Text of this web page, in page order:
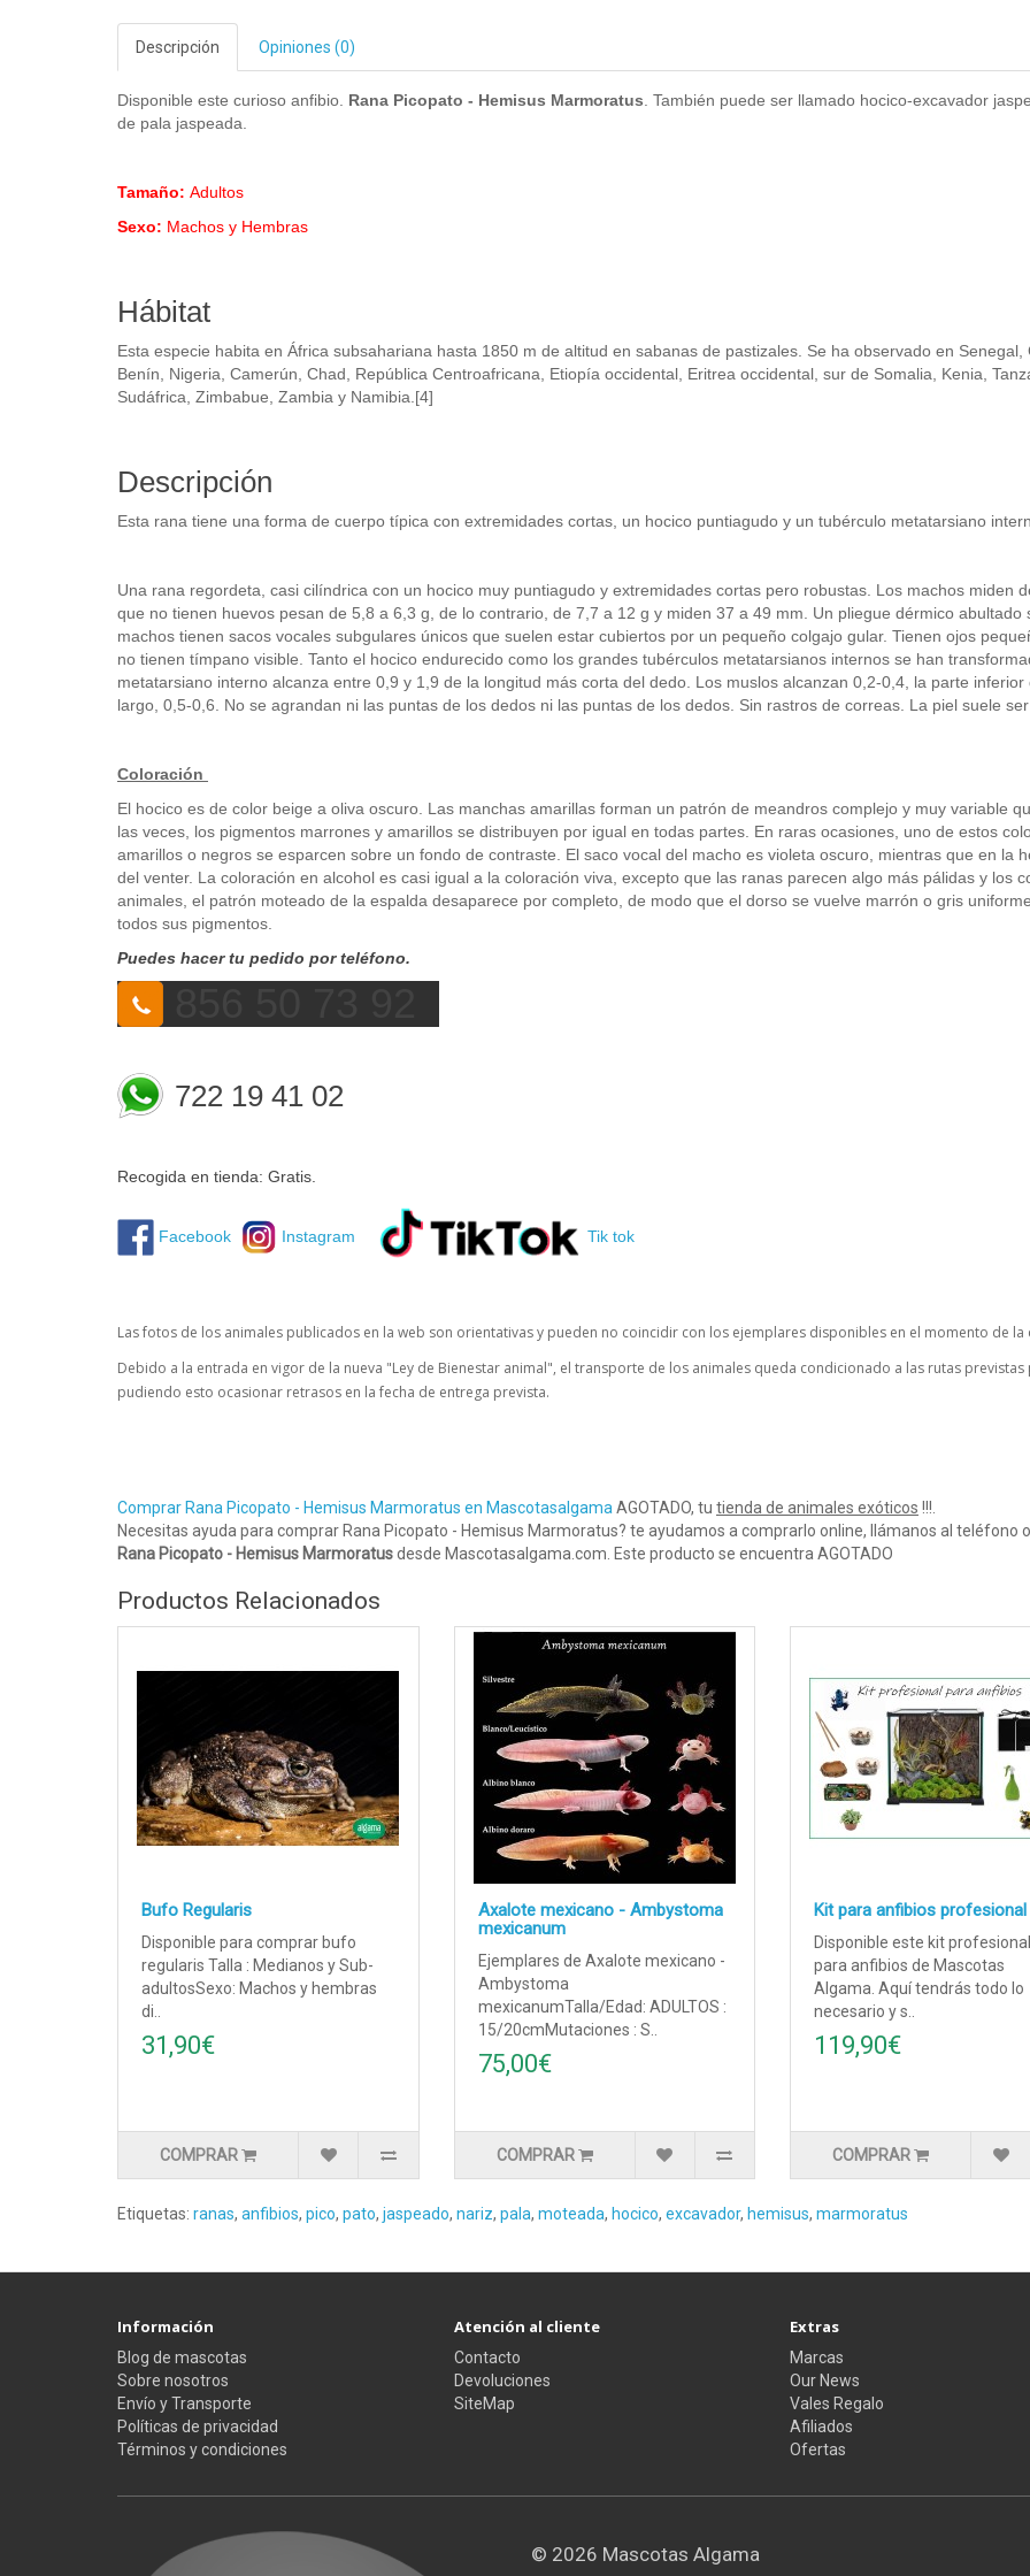
Descripción Opiniones (0)
Disponible este curioso anfibio. Rana Picopato - Hemisus Marmoratus . También puede ser llamado hocico-excavador
de pala jaspeada.
Tamaño: Adultos
Sexo: Machos y Hembras
Hábitat
Esta especie habita en África subsahariana hasta 1850 m de altitud en sabanas de pastizales. Se ha observado en
Benín, Nigeria, Camerún, Chad, República Centroafricana, Etiopía occidental, Eritrea occidental, sur de Somalia, Kenia,
Sudáfrica, Zimbabue, Zambia y Namibia.[4]​
Descripción
Esta rana tiene una forma de cuerpo típica con extremidades cortas, un hocico puntiagudo y un tubérculo metatarsiano
Una rana regordeta, casi cilíndrica con un hocico muy puntiagudo y extremidades cortas pero robustas. Los machos miden
que no tienen huevos pesan de 5,8 a 6,3 g, de lo contrario, de 7,7 a 12 g y miden 37 a 49 mm. Un pliegue dérmico
machos tienen sacos vocales subgulares únicos que suelen estar cubiertos por un pequeño colgajo gular. Tienen ojos
no tienen tímpano visible. Tanto el hocico endurecido como los grandes tubérculos metatarsianos internos se han
metatarsiano interno alcanza entre 0,9 y 1,9 de la longitud más corta del dedo. Los muslos alcanzan 0,2-0,4, la parte
largo, 0,5-0,6. No se agrandan ni las puntas de los dedos ni las puntas de los dedos. Sin rastros de correas. La piel suele
Coloración
El hocico es de color beige a oliva oscuro. Las manchas amarillas forman un patrón de meandros complejo y muy variable
las veces, los pigmentos marrones y amarillos se distribuyen por igual en todas partes. En raras ocasiones, uno de estos
amarillos o negros se esparcen sobre un fondo de contraste. El saco vocal del macho es violeta oscuro, mientras que en la
del venter. La coloración en alcohol es casi igual a la coloración viva, excepto que las ranas parecen algo más pálidas y los
animales, el patrón moteado de la espalda desaparece por completo, de modo que el dorso se vuelve marrón o gris
todos sus pigmentos.
Puedes hacer tu pedido por teléfono.
722 19 41 02
Recogida en tienda: Gratis.
Facebook Instagram Tik tok
Las fotos de los animales publicados en la web son orientativas y pueden no coincidir con los ejemplares disponibles en el momento de la
Debido a la entrada en vigor de la nueva "Ley de Bienestar animal", el transporte de los animales queda condicionado a las rutas
pudiendo esto ocasionar retrasos en la fecha de entrega prevista.
Comprar Rana Picopato - Hemisus Marmoratus en MascotasalgamaAGOTADO, tu tienda de animales exóticos !!!.
Necesitas ayuda para comprar Rana Picopato - Hemisus Marmoratus? te ayudamos a comprarlo online, llámanos al
Rana Picopato - Hemisus Marmoratusdesde Mascotasalgama.com. Este producto se encuentra AGOTADO
Productos Relacionados
Bufo Regularis
Disponible para comprar bufo
regularis Talla : Medianos y Sub-
adultosSexo: Machos y hembras
di..
31,90€
COMPRAR
Axalote mexicano - Ambystoma
mexicanum
Ejemplares de Axalote mexicano -
Ambystoma
mexicanumTalla/Edad: ADULTOS :
15/20cmMutaciones : S..
75,00€
COMPRAR
Kit para anfibios profesional
Disponible este kit profesional
para anfibios de Mascotas
Algama. Aquí tendrás todo lo
necesario y s..
119,90€
COMPRAR
Etiquetas: ranas, anfibios, pico, pato, jaspeado, nariz, pala, moteada, hocico, excavador, hemisus, marmoratus
Información
Blog de mascotas
Sobre nosotros
Envío y Transporte
Políticas de privacidad
Términos y condiciones
Atención al cliente
Contacto
Devoluciones
SiteMap
Extras
Marcas
Our News
Vales Regalo
Afiliados
Ofertas
© 2026 Mascotas Algama